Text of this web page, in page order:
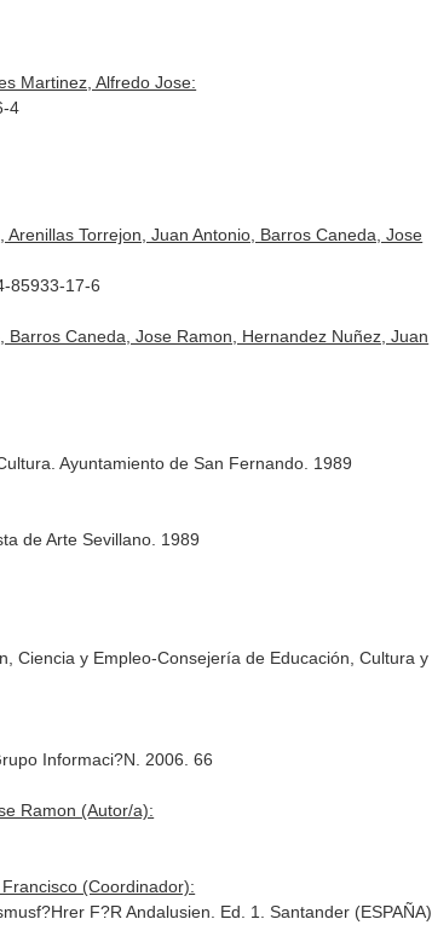
Martinez, Alfredo Jose:
4
Torrejon, Juan Antonio, Barros Caneda, Jose
85933-17-6
Caneda, Jose Ramon, Hernandez Nuñez, Juan
Ayuntamiento de San Fernando. 1989
de Arte Sevillano. 1989
Ciencia y Empleo-Consejería de Educación, Cultura y
Informaci?N. 2006. 66
Ramon (Autor/a):
(Coordinador):
F?R Andalusien. Ed. 1. Santander (ESPAÑA).